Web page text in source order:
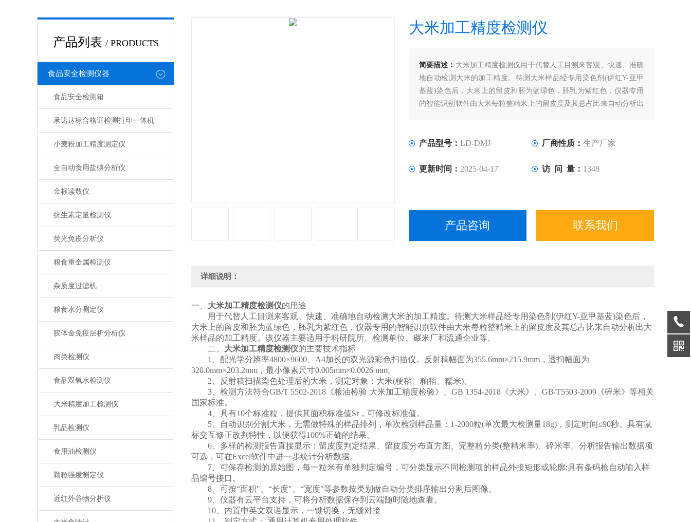
产品列表 / PRODUCTS
食品安全检测仪器
食品安全检测箱
承诺达标合格证检测打印一体机
小麦粉加工精度测定仪
全自动食用盐碘分析仪
金标读数仪
抗生素定量检测仪
荧光免疫分析仪
粮食重金属检测仪
杂质度过滤机
粮食水分测定仪
胶体金免疫层析分析仪
肉类检测仪
食品双氧水检测仪
大米精度加工检测仪
乳品检测仪
食用油检测仪
颗粒强度测定仪
近红外谷物分析仪
大米加工精度检测仪
简要描述： 大米加工精度检测仪用于代替人工目测来客观、快速、准确
地自动检测大米的加工精度。待测大米样品经专用染色剂(伊红Y-亚甲
基蓝)染色后，大米上的留皮和胚为蓝绿色，胚乳为紫红色，仪器专用
的智能识别软件由大米每粒整精米上的留皮度及其总占比来自动分析出
产品型号： LD-DMJ 厂商性质： 生产厂家
更新时间： 2025-04-17 访 问 量： 1348
产品咨询 联系我们
详细说明：
一、 大米加工精度检测仪的用途
用于代替人工目测来客观、快速、准确地自动检测大米的加工精度。待测大米样品经专用染色剂(伊红Y-亚甲基蓝)染色后，
大米上的留皮和胚为蓝绿色，胚乳为紫红色，仪器专用的智能识别软件由大米每粒整精米上的留皮度及其总占比来自动分析出大
米样品的加工精度。该仪器主要适用于科研院所、检测单位、碾米厂和流通企业等。
二、 大米加工精度检测仪的主要技术指标
1、配光学分辨率4800×9600、A4加长的双光源彩色扫描仪。反射稿幅面为355.6mm×215.9mm，透扫幅面为
320.0mm×203.2mm，最小像素尺寸0.005mm×0.0026 mm。
2、反射稿扫描染色处理后的大米，测定对象：大米(粳稻、籼稻、糯米)。
3、检测方法符合GB/T 5502-2018《粮油检验 大米加工精度检验》、GB 1354-2018《大米》、GB/T5503-2009《碎米》等相关
国家标准。
4、具有10个标准粒，提供其面积标准值Sr，可修改标准值。
5、自动识别分割大米，无需做特殊的样品排列，单次检测样品量：1-2000粒(单次最大检测量18g)，测定时间≤90秒。具有鼠
标交互修正改判特性，以便获得100%正确的结果。
6、多样的检测报告直接显示：留皮度判定结果、留皮度分布直方图、完整粒分类(整精米率)、碎米率。分析报告输出数据项
可选，可在Excel软件中进一步统计分析数据。
7、可保存检测的原始图，每一粒米有单独判定编号，可分类显示不同检测项的样品外接矩形或轮廓;具有条码枪自动输入样
品编号接口。
8、可按“面积"、“长度"、“宽度"等参数按类别做自动分类排序输出分割后图像。
9、仪器有云平台支持，可将分析数据保存到云端随时随地查看。
10、内置中英文双语显示，一键切换，无缝对接